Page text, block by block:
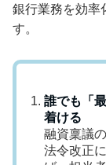
銀行業務を効率
す。
誰でも「
着ける
融資稟議
法令改正